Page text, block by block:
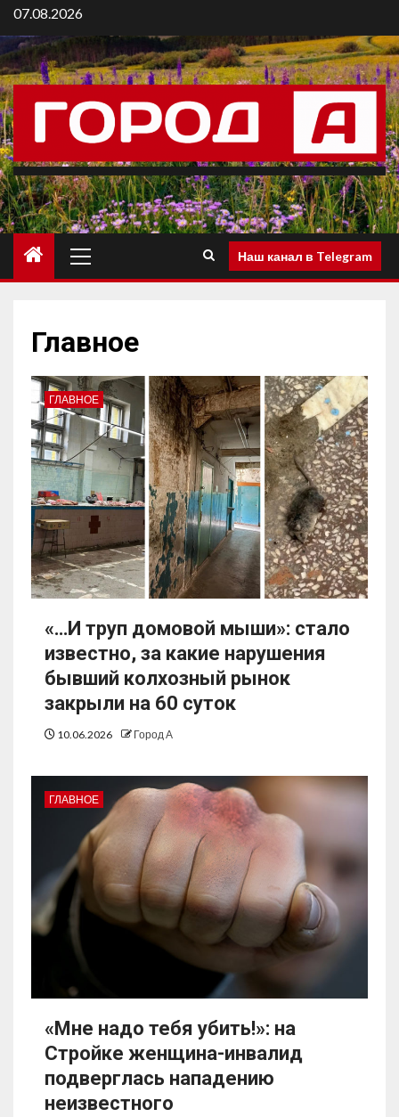
07.08.2026
Наш канал в Telegram
Главное
ГЛАВНОЕ
«…И труп домовой мыши»: стало
известно, за какие нарушения
бывший колхозный рынок
закрыли на 60 суток
10.06.2026 Город А
ГЛАВНОЕ
«Мне надо тебя убить!»: на
Стройке женщина-инвалид
подверглась нападению
неизвестного